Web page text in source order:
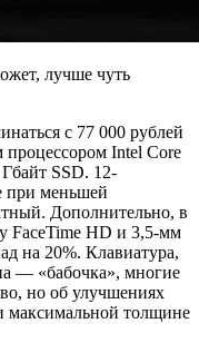
лучше чуть
с 77 000 рублей
процессором Intel Core
SSD. 12-
при меньшей
Дополнительно, в
FaceTime HD и 3,5-мм
на 20%. Клавиатура,
— «бабочка», многие
но об улучшениях
максимальной толщине